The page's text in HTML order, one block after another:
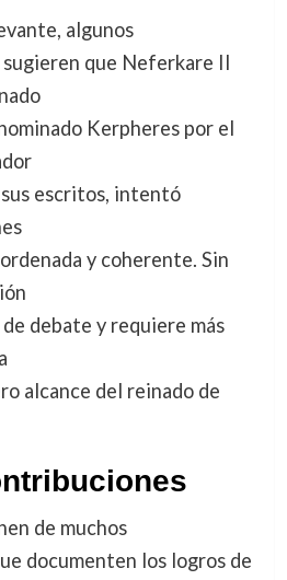
algunos
que Neferkare II
Kerpheres por el
escritos, intentó
y coherente. Sin
debate y requiere más
alcance del reinado de
de muchos
documenten los logros de